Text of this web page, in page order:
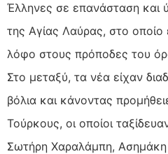
Έλληνες σε επανάσταση
της Αγίας Λαύρας, στο
λόφο στους πρόποδες του
Στο μεταξύ, τα νέα είχαν
βόλια και κάνοντας
Τούρκους, οι οποίοι
Σωτήρη Χαραλάμπη,